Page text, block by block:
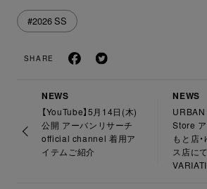
#2026 SS
SHARE
NEWS
【YouTube】5月14日(木)
公開 アーバンリサーチ
official channel 着用ア
イテムご紹介
NEWS
Store
もと店
ス店に